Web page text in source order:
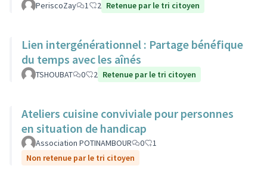
PeriscoZay 1 2 Retenue par le tri citoyen
Lien intergénérationnel : Partage bénéfique
du temps avec les aînés
TSHOUBAT 0 2 Retenue par le tri citoyen
Ateliers cuisine conviviale pour personnes
en situation de handicap
Association POTINAMBOUR 0
1
Non retenue par le tri citoyen